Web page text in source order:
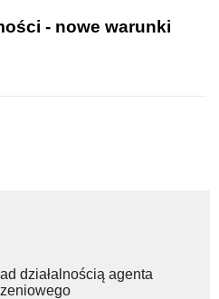
- nowe warunki
działalnością agenta